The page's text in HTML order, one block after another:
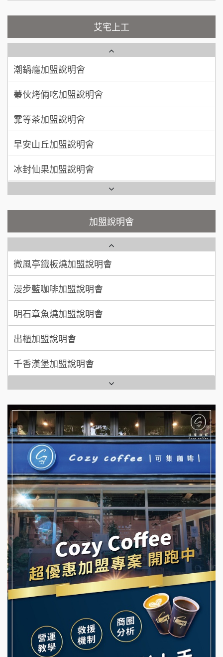
加盟預算 100萬~200萬
周 先生/小姐 台北
加盟預算 100萬 ~150萬
徐 先生/小姐 新北市
加盟預算
何 先生/小姐
加盟預算
呂 先生/小姐
200萬~400萬
顏 先生/小姐 台北市
廖 先生/小姐 高雄市
加盟預算
艾宅上工
NU PASTA義大利麵加盟說明會
蓁伙烤倆吃加盟說明會
霏等茶加盟說明會
早安山丘加盟說明會
冰封仙果加盟說明會
Ramble Café 漫步藍咖啡加盟說明會
【曉妍美妝】誠徵行政櫃檯
自助洗衣店誠徵代洗收送人員(台中市)
MUSHEN徵SPA美容芳療師
日十。早午食加盟說明會
拾鑶火鍋加盟說明會
全家加盟說明會
彭富貴加盟說明會
NU PASTA義大利麵加盟說明會
潮鍋癮加盟說明會
蓁伙烤倆吃加盟說明會
霏等茶加盟說明會
早安山丘加盟說明會
冰封仙果加盟說明會
Ramble Café 漫步藍咖啡加盟說明會
微風亭鐵板燒加盟說明會
鮮茶道加盟說明會
加盟說明會
藍象廷泰式火鍋加盟說明會
日十。早午食加盟說明會
上宇林加盟說明會
莫尼早餐Morni加盟說明會
手作功夫茶加盟說明會
SHARE TEA歇腳亭加盟說明會
潮味決-湯滷專門店加盟說明會
鬍子茶加盟說明會
微風亭鐵板燒加盟說明會
漫步藍咖啡加盟說明會
明石章魚燒加盟說明會
出櫃加盟說明會
千香漢堡加盟說明會
七盞茶加盟說明會
杜芳子古味茶鋪加盟說明會
優握握×酸奶大獅加盟說明會
冬城門加盟說明會
拾鑶火鍋加盟說明會
阿性情趣無人販售所加盟明會
龍涎居好湯加盟說明會
舒油頭加盟說明會
韓金量加盟說明會
義氣豐發雞加盟說明會
Mr.Wish加盟說明會